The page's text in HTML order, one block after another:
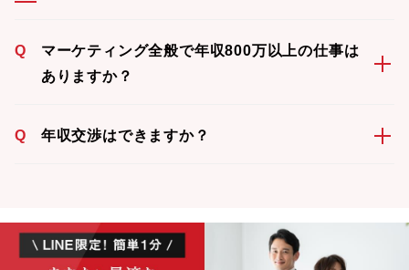
Q
マーケティング全般で年収800万以上の仕事は
ありますか？
Q 年収交渉はできますか？